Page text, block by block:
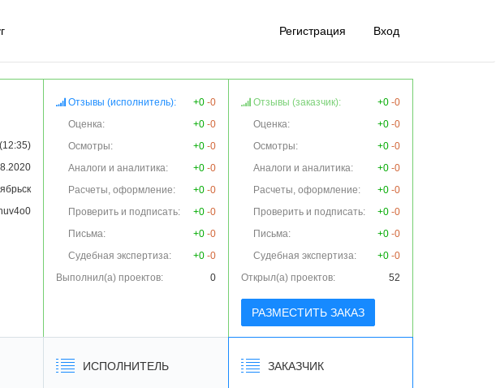
Регистрация Вход
Отзывы (исполнитель): +0 -0
Оценка:
+0 -0
Осмотры:
+0 -0
Аналоги и аналитика:
+0 -0
Расчеты, оформление:
+0 -0
Проверить и подписать:
+0 -0
Письма:
+0 -0
Судебная экспертиза:
+0 -0
Выполнил(а) проектов:
0
Отзывы (заказчик): +0 -0
Оценка:
+0 -0
Осмотры:
+0 -0
Аналоги и аналитика:
+0 -0
Расчеты, оформление:
+0 -0
Проверить и подписать:
+0 -0
Письма:
+0 -0
Судебная экспертиза:
+0 -0
Открыл(а) проектов:
52
РАЗМЕСТИТЬ ЗАКАЗ
ИСПОЛНИТЕЛЬ ЗАКАЗЧИК